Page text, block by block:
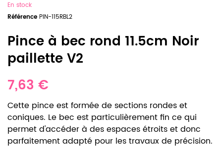
En stock
Référence PIN-115RBL2
Pince à bec rond 11.5cm Noir
paillette V2
7,63 €
Cette pince est formée de sections rondes et
coniques. Le bec est particulièrement fin ce qui
permet d'accéder à des espaces étroits et donc
parfaitement adapté pour les travaux de précision.